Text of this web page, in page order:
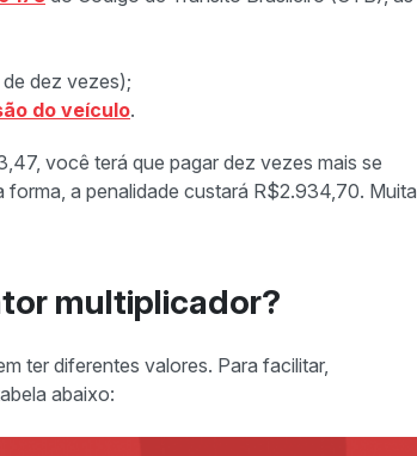
dez vezes);
do veículo.
você terá que pagar dez vezes mais se
a penalidade custará R$2.934,70. Muita
multiplicador?
ter diferentes valores. Para facilitar,
abaixo: